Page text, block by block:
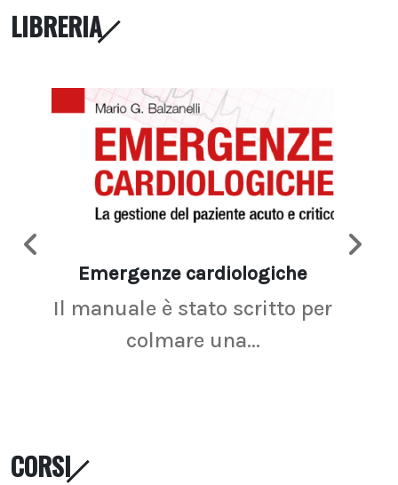
LIBRERIA
Emergenze cardiologiche
Il manuale è stato scritto per
colmare una...
CORSI